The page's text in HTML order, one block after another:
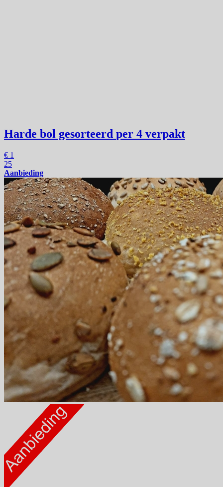
Harde bol gesorteerd per 4 verpakt
€ 1
25
Aanbieding